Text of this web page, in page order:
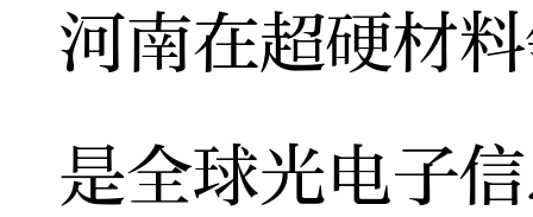
河南在超硬材
是全球光电子